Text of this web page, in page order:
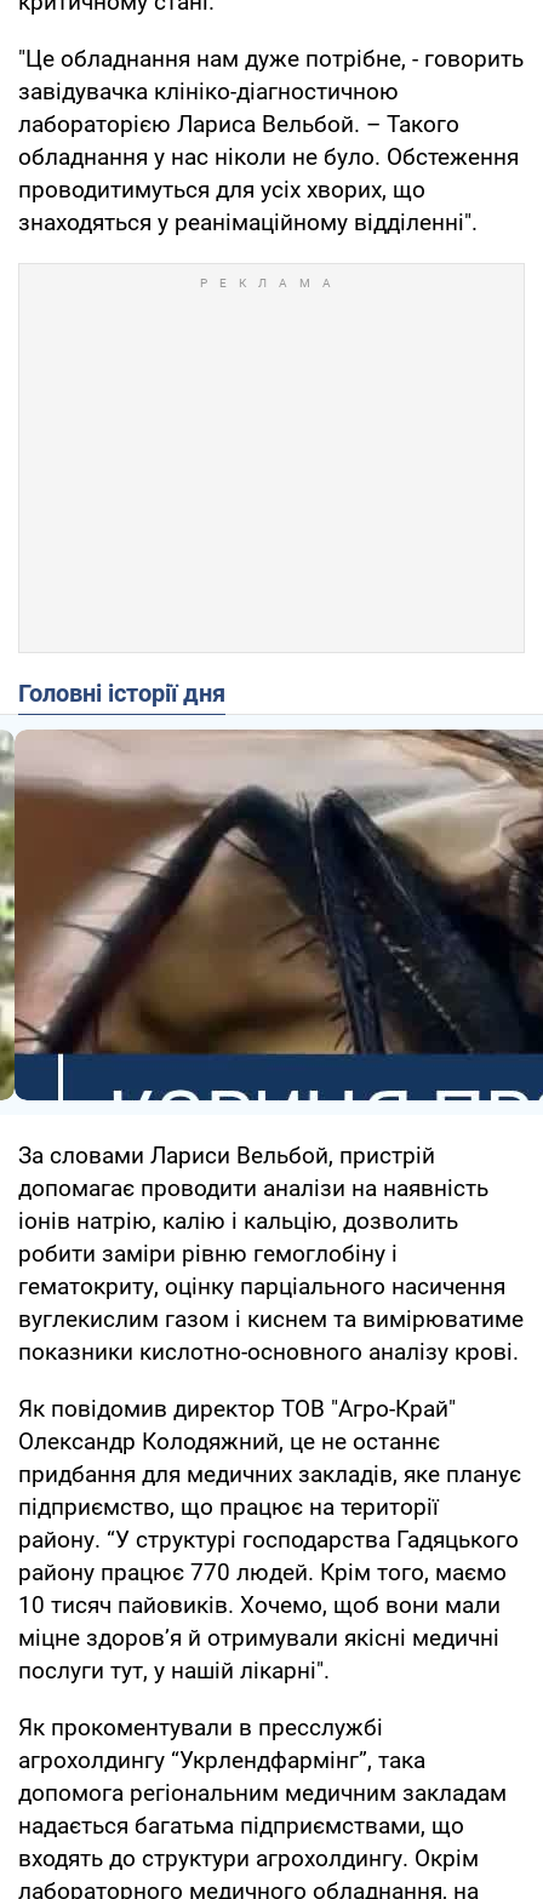
"Це обладнання нам дуже потрібне, - говорить
завідувачка клініко-діагностичною
лабораторією Лариса Вельбой. – Такого
обладнання у нас ніколи не було. Обстеження
проводитимуться для усіх хворих, що
знаходяться у реанімаційному відділенні".
Головні історії дня
За словами Лариси Вельбой, пристрій
допомагає проводити аналізи на наявність
іонів натрію, калію і кальцію, дозволить
робити заміри рівню гемоглобіну і
гематокриту, оцінку парціального насичення
вуглекислим газом і киснем та вимірюватиме
показники кислотно-основного аналізу крові.
Як повідомив директор ТОВ "Агро-Край"
Олександр Колодяжний, це не останнє
придбання для медичних закладів, яке планує
підприємство, що працює на території
району. “У структурі господарства Гадяцького
району працює 770 людей. Крім того, маємо
10 тисяч пайовиків. Хочемо, щоб вони мали
міцне здоров’я й отримували якісні медичні
послуги тут, у нашій лікарні".
Як прокоментували в пресслужбі
агрохолдингу “Укрлендфармінг”, така
допомога регіональним медичним закладам
надається багатьма підприємствами, що
входять до структури агрохолдингу. Окрім
лабораторного медичного обладнання, на